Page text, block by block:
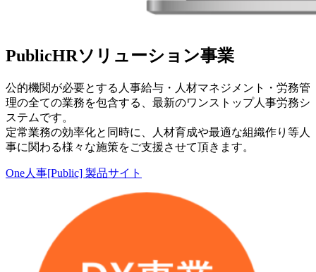
PublicHRソリューション事業
公的機関が必要とする人事給与・人材マネジメント・労務管
理の全ての業務を包含する、最新のワンストップ人事労務シ
ステムです。
定常業務の効率化と同時に、人材育成や最適な組織作り等人
事に関わる様々な施策をご支援させて頂きます。
One人事[Public] 製品サイト